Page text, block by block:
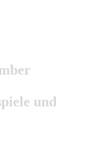
und